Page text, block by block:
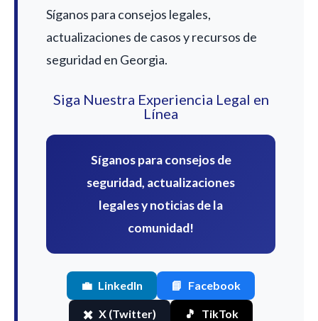
Síganos para consejos legales,
actualizaciones de casos y recursos de
seguridad en Georgia.
Siga Nuestra Experiencia Legal en
Línea
Síganos para consejos de
seguridad, actualizaciones
legales y noticias de la
comunidad!
💼 LinkedIn 📘 Facebook
✖️ X (Twitter) 🎵 TikTok